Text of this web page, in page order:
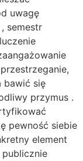
uwagę
semestr
bawić się
przymus .
pewność siebie
element
publicznie